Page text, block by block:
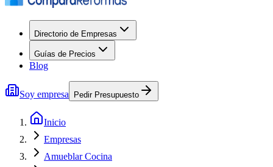
Directorio de Empresas
Guías de Precios
Blog
Soy empresa Pedir Presupuesto
Inicio
Empresas
Amueblar Cocina